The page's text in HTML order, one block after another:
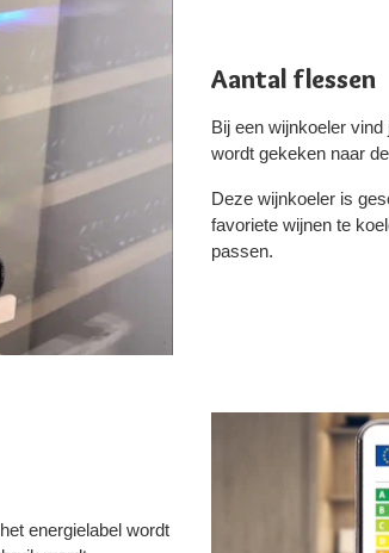
Aantal flessen
Bij een wijnkoeler
wordt gekeken naar
Deze wijnkoeler is
favoriete wijnen te
passen.
energielabel wordt